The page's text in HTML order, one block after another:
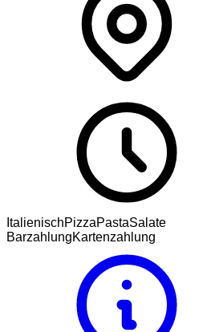
ItalienischPizzaPastaSalate
BarzahlungKartenzahlung